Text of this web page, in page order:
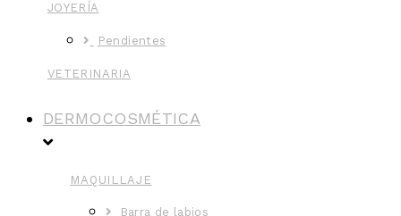
JOYERÍA
Pendientes
VETERINARIA
DERMOCOSMÉTICA
MAQUILLAJE
Barra de labios